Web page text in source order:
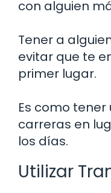
con alguien
Tener a
evitar que te
primer lugar.
Es como
carreras en
los días.
Utilizar